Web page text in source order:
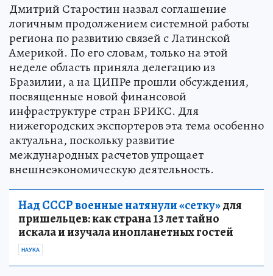
Дмитрий Старостин назвал соглашение
логичным продолжением системной работы
региона по развитию связей с Латинской
Америкой. По его словам, только на этой
неделе область приняла делегацию из
Бразилии, а на ЦИПРе прошли обсуждения,
посвященные новой финансовой
инфраструктуре стран БРИКС. Для
нижегородских экспортеров эта тема особенно
актуальна, поскольку развитие
международных расчетов упрощает
внешнеэкономическую деятельность.
Над СССР военные натянули «сетку»для
пришельцев: как страна 13 лет тайно
искала и изучала инопланетных гостей
НАУКА